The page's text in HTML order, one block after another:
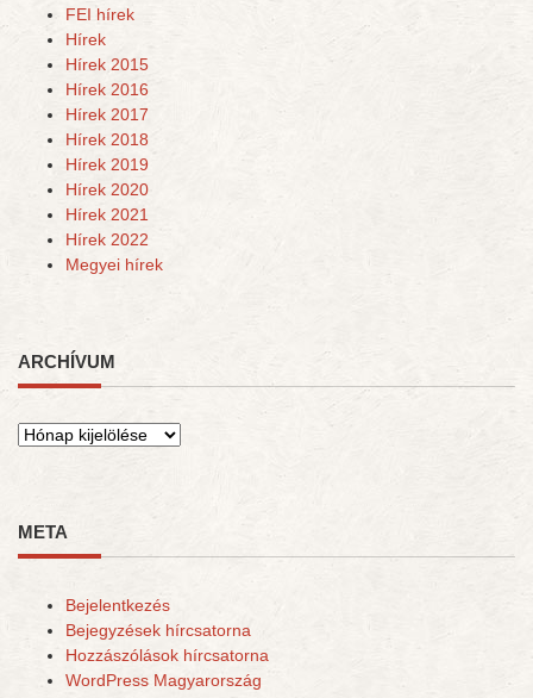
FEI hírek
Hírek
Hírek 2015
Hírek 2016
Hírek 2017
Hírek 2018
Hírek 2019
Hírek 2020
Hírek 2021
Hírek 2022
Megyei hírek
ARCHÍVUM
Archívum
META
Bejelentkezés
Bejegyzések hírcsatorna
Hozzászólások hírcsatorna
WordPress Magyarország